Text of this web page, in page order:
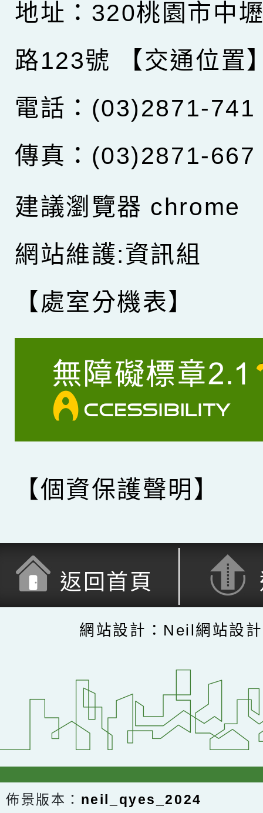
地址：320桃園市中
路123號
【交通位置
電話：(03)2871-741
傳真：(03)2871-667
建議瀏覽器 chrome
網站維護:資訊組
【處室分機表】
【個資保護聲明】
返回首頁
網站設計：Neil網站設
佈景版本： neil_qyes_2024